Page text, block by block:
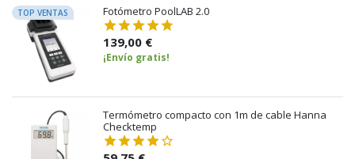
TOP VENTAS Fotómetro PoolLAB 2.0
139,00 €
¡Envío gratis!
Termómetro compacto con 1m de cable Hanna
Checktemp